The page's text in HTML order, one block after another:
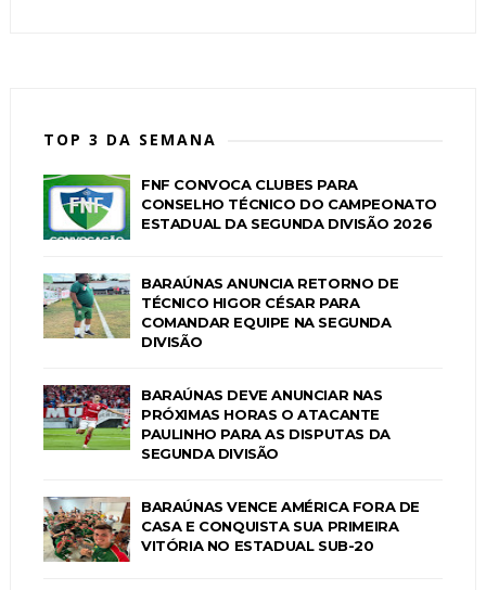
TOP 3 DA SEMANA
FNF CONVOCA CLUBES PARA
CONSELHO TÉCNICO DO CAMPEONATO
ESTADUAL DA SEGUNDA DIVISÃO 2026
BARAÚNAS ANUNCIA RETORNO DE
TÉCNICO HIGOR CÉSAR PARA
COMANDAR EQUIPE NA SEGUNDA
DIVISÃO
BARAÚNAS DEVE ANUNCIAR NAS
PRÓXIMAS HORAS O ATACANTE
PAULINHO PARA AS DISPUTAS DA
SEGUNDA DIVISÃO
BARAÚNAS VENCE AMÉRICA FORA DE
CASA E CONQUISTA SUA PRIMEIRA
VITÓRIA NO ESTADUAL SUB-20